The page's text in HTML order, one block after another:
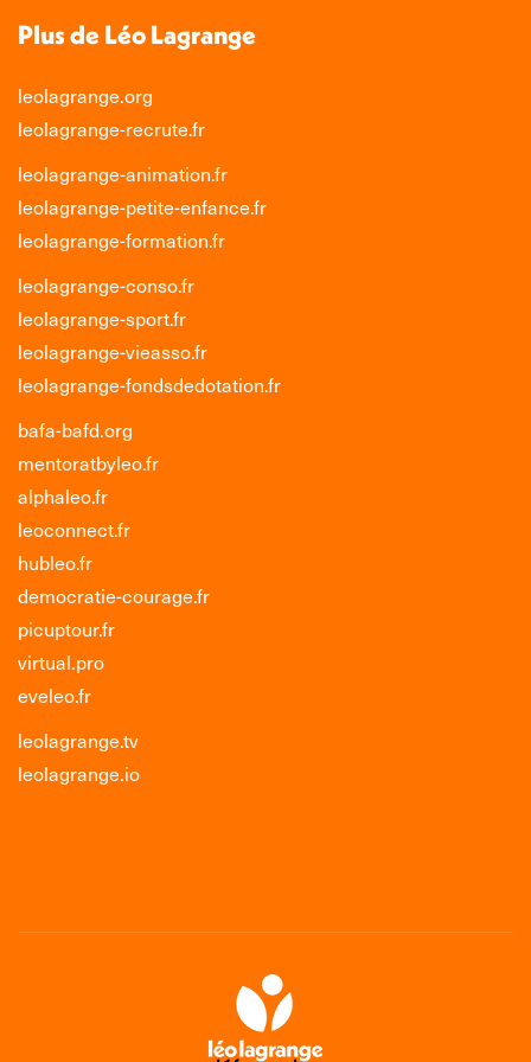
Plus de Léo Lagrange
leolagrange.org
leolagrange-recrute.fr
leolagrange-animation.fr
leolagrange-petite-enfance.fr
leolagrange-formation.fr
leolagrange-conso.fr
leolagrange-sport.fr
leolagrange-vieasso.fr
leolagrange-fondsdedotation.fr
bafa-bafd.org
mentoratbyleo.fr
alphaleo.fr
leoconnect.fr
hubleo.fr
democratie-courage.fr
picuptour.fr
virtual.pro
eveleo.fr
leolagrange.tv
leolagrange.io